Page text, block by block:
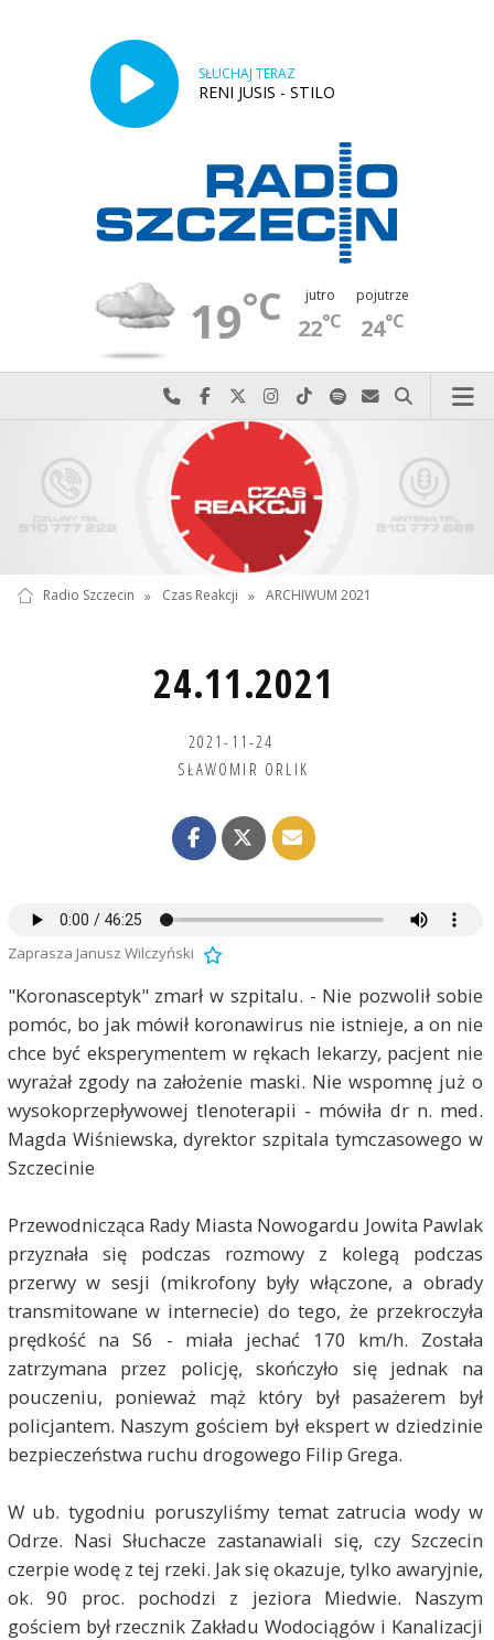
SŁUCHAJ TERAZ
RENI JUSIS - STILO
19°C jutro
22°C
pojutrze
24°C
Najlepiej po prostu do nas zadzwoń
Odwiedź nas na Facebook-u
Odwiedź nas na X
Odwiedź nas na Instagram-ie
Odwiedź nas na TikTok-u
Szukaj nas na Spotify
Wyślij do nas
Szukaj
Radio Szczecin » Czas Reakcji » ARCHIWUM 2021
24.11.2021
2021-11-24
SŁAWOMIR ORLIK
Zaprasza Janusz Wilczyński
"Koronasceptyk" zmarł w szpitalu. - Nie pozwolił sobie
pomóc, bo jak mówił koronawirus nie istnieje, a on nie
chce być eksperymentem w rękach lekarzy, pacjent nie
wyrażał zgody na założenie maski. Nie wspomnę już o
wysokoprzepływowej tlenoterapii - mówiła dr n. med.
Magda Wiśniewska, dyrektor szpitala tymczasowego w
Szczecinie
Przewodnicząca Rady Miasta Nowogardu Jowita Pawlak
przyznała się podczas rozmowy z kolegą podczas
przerwy w sesji (mikrofony były włączone, a obrady
transmitowane w internecie) do tego, że przekroczyła
prędkość na S6 - miała jechać 170 km/h. Została
zatrzymana przez policję, skończyło się jednak na
pouczeniu, ponieważ mąż który był pasażerem był
policjantem. Naszym gościem był ekspert w dziedzinie
bezpieczeństwa ruchu drogowego Filip Grega.
W ub. tygodniu poruszyliśmy temat zatrucia wody w
Odrze. Nasi Słuchacze zastanawiali się, czy Szczecin
czerpie wodę z tej rzeki. Jak się okazuje, tylko awaryjnie,
ok. 90 proc. pochodzi z jeziora Miedwie. Naszym
gościem był rzecznik Zakładu Wodociągów i Kanalizacji